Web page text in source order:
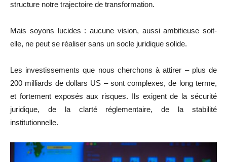
structure notre trajectoire de transformation.
Mais soyons lucides : aucune vision, aussi ambitieuse soit-
elle, ne peut se réaliser sans un socle juridique solide.
Les investissements que nous cherchons à attirer – plus de
200 milliards de dollars US – sont complexes, de long terme,
et fortement exposés aux risques. Ils exigent de la sécurité
juridique, de la clarté réglementaire, de la stabilité
institutionnelle.